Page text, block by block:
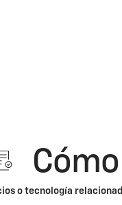
o tecnología